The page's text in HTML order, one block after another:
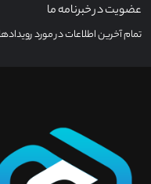
عضویت در خبرنامه ما
تمام آخرین اطلاعات در مورد